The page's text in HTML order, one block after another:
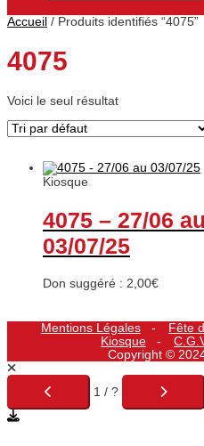
Accueil / Produits identifiés “4075”
4075
Voici le seul résultat
Kiosque
4075 – 27/06 au
03/07/25
Don suggéré : 2,00€
Mentions Légales Fête
Kiosque
Copyright ©
1 / ?